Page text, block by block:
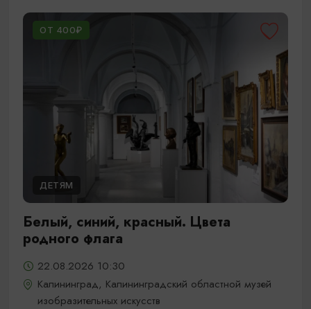
ОТ 400₽
ДЕТЯМ
Белый, синий, красный. Цвета
родного флага
22.08.2026 10:30
Калининград, Калининградский областной музей
изобразительных искусств